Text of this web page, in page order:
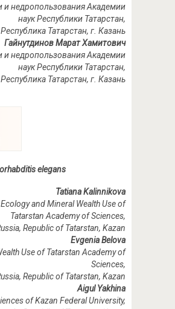
и недропользования Академии
наук Республики Татарстан,
Татарстан, г. Казань
Гайнутдинов Марат Хамитович
и недропользования Академии
наук Республики Татарстан,
Татарстан, г. Казань
elegans
Tatiana Kalinnikova
and Mineral Wealth Use of
Tatarstan Academy of Sciences,
Republic of Tatarstan, Kazan
Evgenia Belova
Use of Tatarstan Academy of
Sciences,
Republic of Tatarstan, Kazan
Aigul Yakhina
of Kazan Federal University,